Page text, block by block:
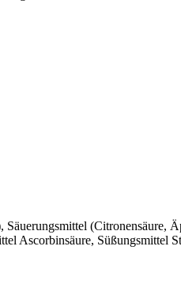
Ascorbinsäure, Süßungsmittel